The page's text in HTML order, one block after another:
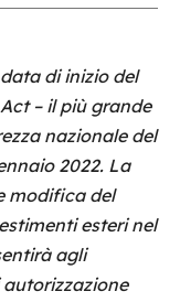
di inizio del
– il più grande
nazionale del
2022. La
modifica del
esteri nel
agli